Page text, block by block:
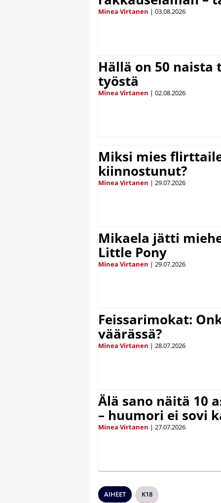
Minea Virtanen | 03.08.2026
Hällä on 50 naista
työstä
Minea Virtanen | 02.08.2026
Miksi mies
kiinnostunut?
Minea Virtanen | 29.07.2026
Mikaela jätti
Little Pony
Minea Virtanen | 29.07.2026
Feissarimokat:
väärässä?
Minea Virtanen | 28.07.2026
Älä sano näitä 10
– huumori ei sovi
Minea Virtanen | 27.07.2026
AIHEET K18